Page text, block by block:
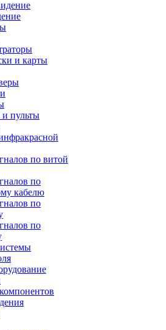
и карты
пульты
по витой
по
кабелю
по
по